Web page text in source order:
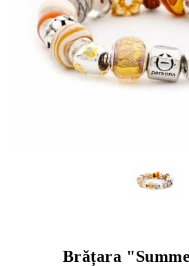
Brățara